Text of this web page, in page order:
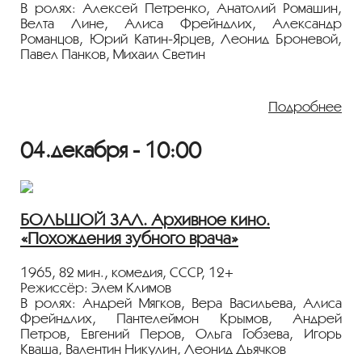
В ролях: Алексей Петренко, Анатолий Ромашин,
Велта Лине, Алиса Фрейндлих, Александр
Романцов, Юрий Катин-Ярцев, Леонид Броневой,
Павел Панков, Михаил Светин
краха самодержавия. «Святой старец», интриган и
шарлатан Григорий Распутин приобрел
который вместо управления страной постреливает
по воронам и увлекается фотографией.
решаются на убийство царского фаворита.
чередования цветной и черно-белой съемки и
китчевость сцен, словно позаимствованных из
но при этом по-настоящему большое кино.
Показ пройдёт с плёнки 35 мм из коллекции
Госфильмофонда России.
Лента представлена в рамках программы
«ПЕРСОНА. Альфред Шнитке»
Подробнее
04.декабря - 10:00
БОЛЬШОЙ ЗАЛ. Архивное кино.
«Похождения зубного врача»
1965, 82 мин., комедия, СССР, 12+
Режиссёр: Элем Климов
В ролях: Андрей Мягков, Вера Васильева, Алиса
Фрейндлих, Пантелеймон Крымов, Андрей
Петров, Евгений Перов, Ольга Гобзева, Игорь
Кваша, Валентин Никулин, Леонид Дьячков